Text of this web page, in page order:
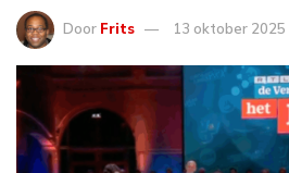
Door Frits 13 oktober 2025